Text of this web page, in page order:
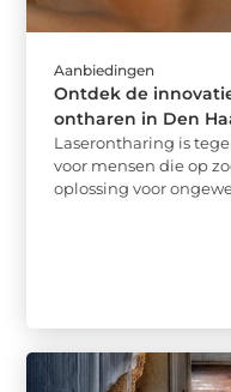
Aanbiedingen
Ontdek de
ontharen in Den
Laserontharing is
voor mensen die op
oplossing voor